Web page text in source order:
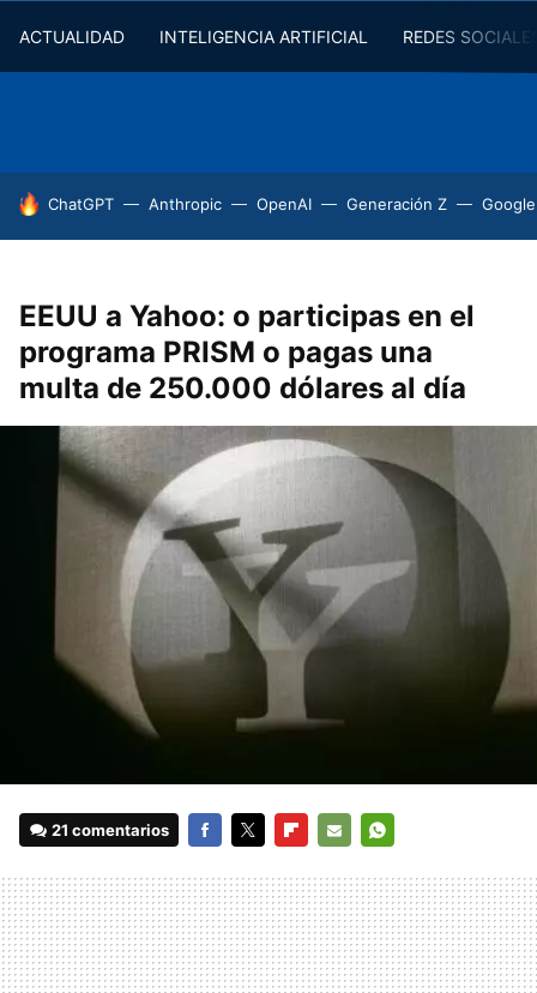
ACTUALIDAD INTELIGENCIA ARTIFICIAL REDES
HOY SE HABLA DE
ChatGPT Anthropic OpenAI Generación Z
EEUU a Yahoo: o participas en el
programa PRISM o pagas una
multa de 250.000 dólares al día
21 comentarios
MAIL